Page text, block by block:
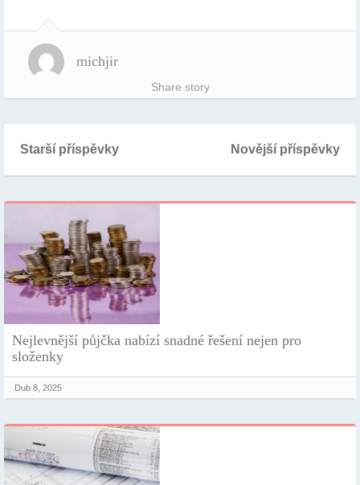
michjir
Share story
Starší příspěvky Novější příspěvky
Nejlevnější půjčka nabízí snadné řešení nejen pro
složenky
Dub 8, 2025